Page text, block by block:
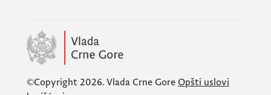
©Copyright 2026. Vlada Crne Gore Opšti uslovi